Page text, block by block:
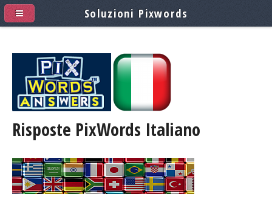
Risposte PixWords Italiano
Soluzioni Pixwords